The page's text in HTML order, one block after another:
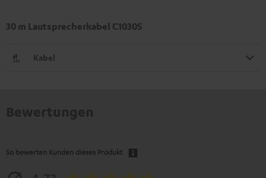
30 m Lautsprecherkabel C1030S
Kabel
So bewerten Kunden dieses Produkt